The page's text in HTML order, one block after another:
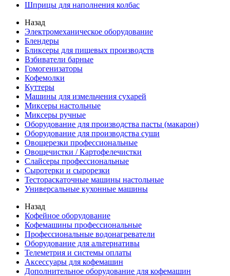
Шприцы для наполнения колбас
Назад
Электромеханическое оборудование
Блендеры
Бликсеры для пищевых производств
Взбиватели барные
Гомогенизаторы
Кофемолки
Куттеры
Машины для измельчения сухарей
Миксеры настольные
Миксеры ручные
Оборудование для производства пасты (макарон)
Оборудование для производства суши
Овощерезки профессиональные
Овощечистки / Картофелечистки
Слайсеры профессиональные
Сыротерки и сырорезки
Тестораскаточные машины настольные
Универсальные кухонные машины
Назад
Кофейное оборудование
Кофемашины профессиональные
Профессиональные водонагреватели
Оборудование для альтернативы
Телеметрия и системы оплаты
Аксессуары для кофемашин
Дополнительное оборудование для кофемашин